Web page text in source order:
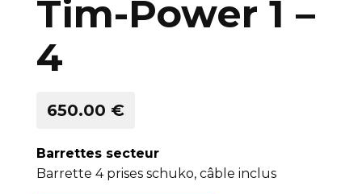
Tim-Power 1 –
4
650.00 €
Barrettes secteur
Barrette 4 prises schuko, câble inclus